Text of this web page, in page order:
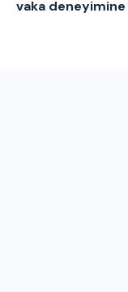
vaka deneyimine